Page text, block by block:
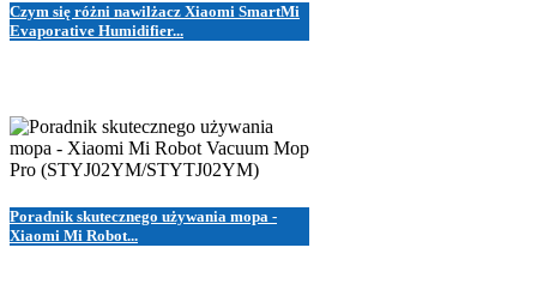
Czym się różni nawilżacz Xiaomi SmartMi
Evaporative Humidifier...
Poradnik skutecznego używania mopa -
Xiaomi Mi Robot...